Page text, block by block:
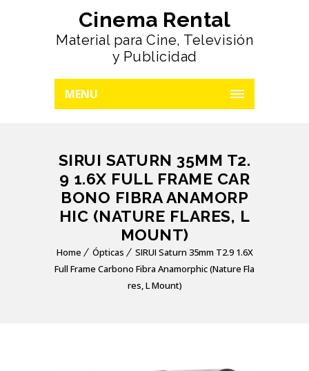
Cinema Rental
Material para Cine, Televisión
y Publicidad
MENU
SIRUI SATURN 35MM T2.
9 1.6X FULL FRAME CAR
BONO FIBRA ANAMORP
HIC (NATURE FLARES, L
MOUNT)
Home Ópticas
SIRUI Saturn 35mm T2.9 1.6X
Full Frame Carbono Fibra Anamorphic (Nature Fla
res, L Mount)